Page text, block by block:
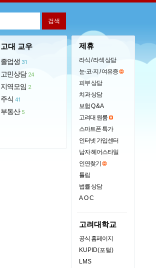
고대 교우
졸업생 31
고민상담 24
지역모임 2
주식 41
부동산 5
제휴
라식 / 라섹 상담
눈·코·지 / 여유증
피부 상담
치과 상담
보험 Q & A
고려대 원룸
스마트폰 특가
인터넷 가입센터
남자 헤어스타일
인연찾기
튤립
법률 상담
AOC
고려대학교
공식 홈페이지
KUPID(포털)
LMS